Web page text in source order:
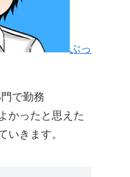
ぶっ
で勤務
かったと思えた
いきます。